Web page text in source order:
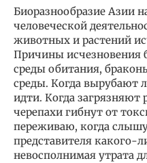
Биоразнообразие Азии
человеческой
животных и растений
Причины исчезновения
среды обитания,
среды. Когда вырубают
идти. Когда загрязняют
черепахи гибнут от
переживаю, когда
представителя какого-
невосполнимая утрата